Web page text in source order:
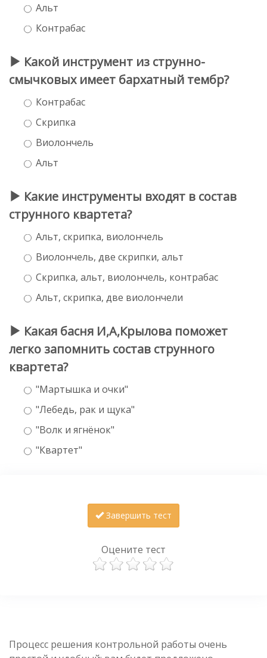
Альт
Контрабас
Какой инструмент из струнно-
смычковых имеет бархатный тембр?
Контрабас
Скрипка
Виолончель
Альт
Какие инструменты входят в состав
струнного квартета?
Альт, скрипка, виолончель
Виолончель, две скрипки, альт
Скрипка, альт, виолончель, контрабас
Альт, скрипка, две виолончели
Какая басня И,А,Крылова поможет
легко запомнить состав струнного
квартета?
"Мартышка и очки"
"Лебедь, рак и щука"
"Волк и ягнёнок"
"Квартет"
Завершить тест
Оцените тест
Процесс решения контрольной работы очень